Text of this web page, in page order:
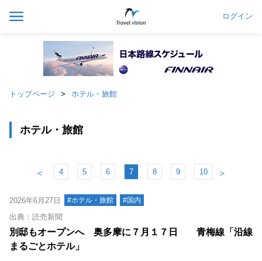
ログイン
トップページ ホテル・旅館
ホテル・旅館
＜ 4 5 6 7 8 9 10 ＞
2026年6月27日 #ホテル・旅館 #国内
出典：読売新聞
別邸もオープンへ 奥多摩に７月１７日 青梅線「沿線
まるごとホテル」